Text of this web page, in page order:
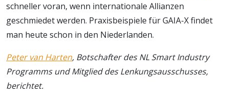
schneller voran, wenn internationale Allianzen
geschmiedet werden. Praxisbeispiele für GAIA-X findet
man heute schon in den Niederlanden.
Peter van Harten, Botschafter des NL Smart Industry
Programms und Mitglied des Lenkungsausschusses,
berichtet.